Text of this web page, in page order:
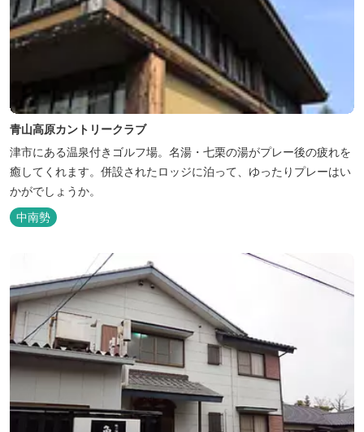
青山高原カントリークラブ
津市にある温泉付きゴルフ場。名湯・七栗の湯がプレー後の疲れを
癒してくれます。併設されたロッジに泊って、ゆったりプレーはい
かがでしょうか。
中南勢